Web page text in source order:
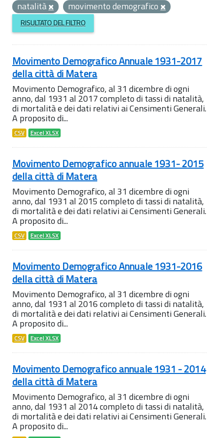
natalità
movimento demografico
RISULTATO DEL FILTRO
Movimento Demografico Annuale 1931-2017
della città di Matera
Movimento Demografico, al 31 dicembre di ogni
anno, dal 1931 al 2017 completo di tassi di natalità,
di mortalità e dei dati relativi ai Censimenti Generali.
A proposito di...
CSV Excel XLSX
Movimento Demografico annuale 1931- 2015
della città di Matera
Movimento Demografico, al 31 dicembre di ogni
anno, dal 1931 al 2015 completo di tassi di natalità,
di mortalità e dei dati relativi ai Censimenti Generali.
A proposito di...
CSV Excel XLSX
Movimento Demografico Annuale 1931-2016
della città di Matera
Movimento Demografico, al 31 dicembre di ogni
anno, dal 1931 al 2016 completo di tassi di natalità,
di mortalità e dei dati relativi ai Censimenti Generali.
A proposito di...
CSV Excel XLSX
Movimento Demografico annuale 1931 - 2014
della città di Matera
Movimento Demografico, al 31 dicembre di ogni
anno, dal 1931 al 2014 completo di tassi di natalità,
di mortalità e dei dati relativi ai Censimenti Generali.
A proposito di...